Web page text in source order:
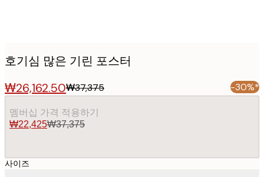
호기심 많은 기린 포스터
₩26,162.50₩37,375 -30%*
멤버십 가격 적용하기
₩22,425₩37,375
사이즈